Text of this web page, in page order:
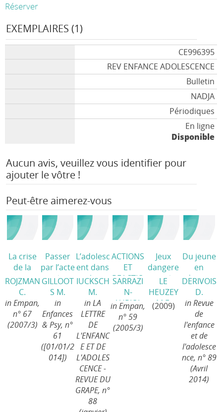
Réserver
EXEMPLAIRES (1)
CE996395
REV ENFANCE ADOLESCENCE
Bulletin
NADJA
Périodiques
En ligne
Disponible
Aucun avis, veuillez vous identifier pour
ajouter le vôtre !
Peut-être aimerez-vous
La crise
de la
jeunesse
et la
violence,
révélateu
rs de nos
ROJZMAN
C.
in Empan,
n° 67
(2007/3)
Passer
par l’acte
/
GILLOOT
S M.
in
Enfances
& Psy, n°
61
([01/01/2
014])
L’adolesc
ent dans
la
protectio
n de
l’enfance
/
IUCKSCH
M.
in LA
LETTRE
DE
L'ENFANC
E ET DE
L'ADOLES
CENCE -
REVUE DU
GRAPE, n°
88
ACTIONS
ET
REACTIO
NS DE
L'ECOLE
FACE A
LA
DELINQU
SARRAZI
N-
AURIOL
C.
in Empan,
n° 59
(2005/3)
Jeux
dangere
ux/
LE
HEUZEY
M.F.
(2009)
Du jeune
en
danger
au jeune
violent, le
jeu des
institutio
ns/
DERIVOIS
D.
in Revue
de
l'enfance
et de
l'adolesce
nce, n° 89
(Avril
2014)